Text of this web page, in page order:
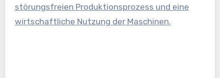
störungsfreien Produktionsprozess und eine
wirtschaftliche Nutzung der Maschinen.